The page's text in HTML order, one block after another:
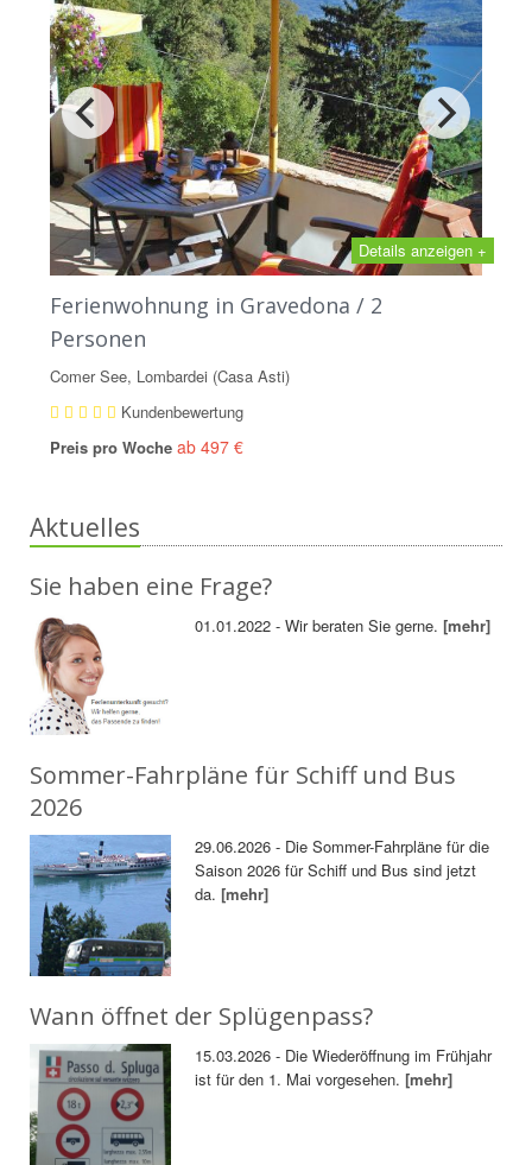
Details anzeigen +
Ferienwohnung in Gravedona / 2
Personen
Comer See, Lombardei (Casa Asti)
Kundenbewertung
Preis pro Woche ab 497 €
Aktuelles
Sie haben eine Frage?
01.01.2022 - Wir beraten Sie gerne.[mehr]
Sommer-Fahrpläne für Schiff und Bus
2026
29.06.2026 - Die Sommer-Fahrpläne für die
Saison 2026 für Schiff und Bus sind jetzt
da.[mehr]
Wann öffnet der Splügenpass?
15.03.2026 - Die Wiederöffnung im Frühjahr
ist für den 1. Mai vorgesehen.[mehr]